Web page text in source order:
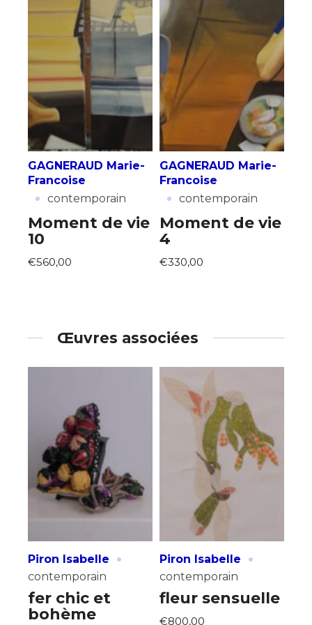
GAGNERAUD Marie-
Francoise
· contemporain
Moment de vie
10
€560,00
GAGNERAUD Marie-
Francoise
· contemporain
Moment de vie
4
€330,00
Œuvres associées
Piron Isabelle ·
contemporain
fer chic et
bohème
Piron Isabelle ·
contemporain
fleur sensuelle
€800,00